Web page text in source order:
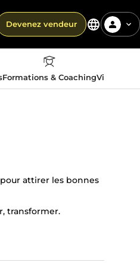
Devenez vendeur
Formations & CoachingVie
attirer les bonnes
transformer.